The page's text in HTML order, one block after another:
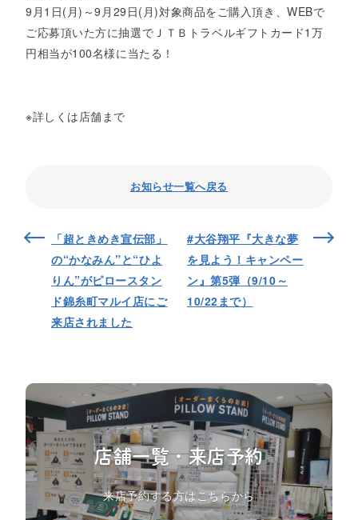
9月1日(月)～9月29日(月)対象商品をご購入頂き、WEBで
ご応募頂いた方に抽選でＪＴＢトラベルギフトカード1万
円相当が100名様に当たる！
※詳しくは店舗まで
お知らせ一覧へ戻る
「超ときめき宣伝部」
の“かなみん”と“ひよ
りん”がピロースタン
ド錦糸町マルイ店にご
来店されました
#大谷翔平『大きな夢
を見よう！キャンペー
ン』第5弾（9/10～
10/22まで）
店舗一覧・来店予約
来店予約する方はこちらから